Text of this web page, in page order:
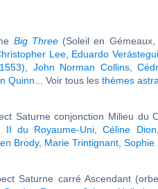
Big Three(Soleil en Gémeaux,
Lee, Eduardo Verástegui
John Norman Collins,
Quinn ... Voir tous les thèmes
Saturne conjonction Milieu du
II du Royaume-Uni ,Céline Dion
Brody, Marie Trintignant, Sophie
Saturne carré Ascendant